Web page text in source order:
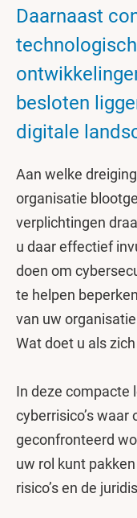
Daarnaast
besloten
digitale
Aan welke
organisatie
verplichtingen
u daar effectief
doen om
te helpen
van uw
Wat doet u als
In deze compacte
cyberrisico’s
geconfronteerd
uw rol kunt
risico’s en de